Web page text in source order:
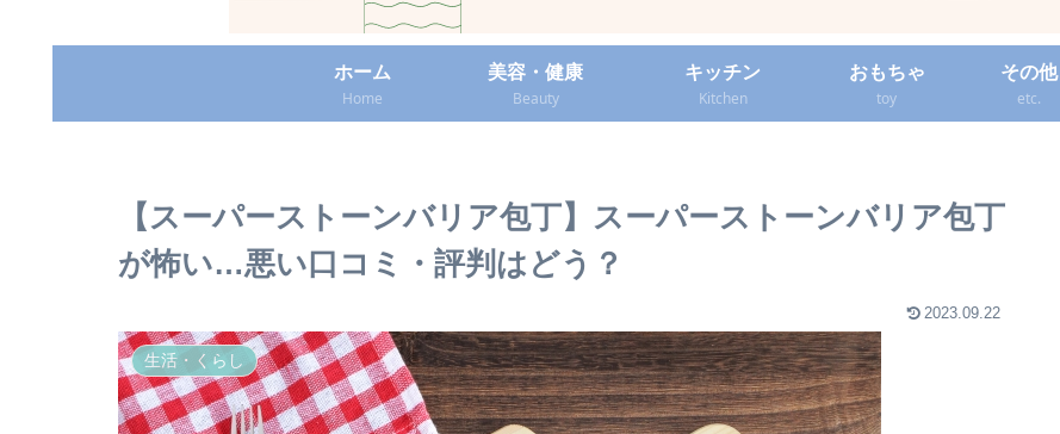
ホーム
Home
美容・健康
Beauty
キッチン
Kitchen
おもちゃ
toy
その他
etc.
【スーパーストーンバリア包丁】スーパーストーンバリア包丁
が怖い…悪い口コミ・評判はどう？
2023.09.22
生活・くらし